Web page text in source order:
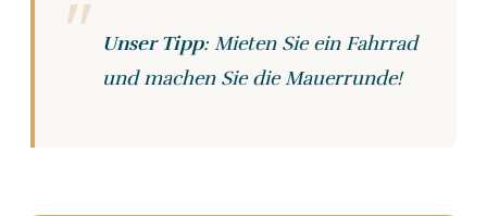
Unser Tipp: Mieten Sie ein Fahrrad
und machen Sie die Mauerrunde!